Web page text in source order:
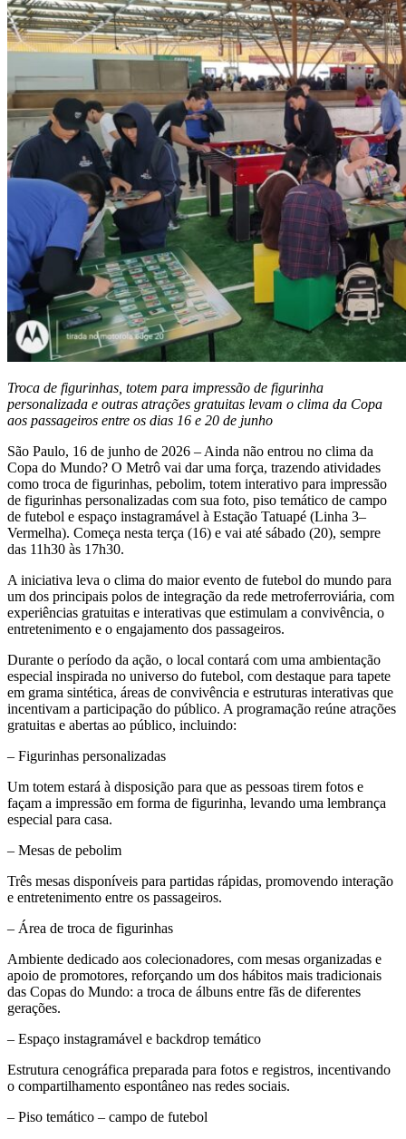
Troca de figurinhas, totem para impressão de figurinha
personalizada e outras atrações gratuitas levam o clima da Copa
aos passageiros entre os dias 16 e 20 de junho
São Paulo, 16 de junho de 2026 – Ainda não entrou no clima da
Copa do Mundo? O Metrô vai dar uma força, trazendo atividades
como troca de figurinhas, pebolim, totem interativo para impressão
de figurinhas personalizadas com sua foto, piso temático de campo
de futebol e espaço instagramável à Estação Tatuapé (Linha 3–
Vermelha). Começa nesta terça (16) e vai até sábado (20), sempre
das 11h30 às 17h30.
A iniciativa leva o clima do maior evento de futebol do mundo para
um dos principais polos de integração da rede metroferroviária, com
experiências gratuitas e interativas que estimulam a convivência, o
entretenimento e o engajamento dos passageiros.
Durante o período da ação, o local contará com uma ambientação
especial inspirada no universo do futebol, com destaque para tapete
em grama sintética, áreas de convivência e estruturas interativas que
incentivam a participação do público. A programação reúne atrações
gratuitas e abertas ao público, incluindo:
– Figurinhas personalizadas
Um totem estará à disposição para que as pessoas tirem fotos e
façam a impressão em forma de figurinha, levando uma lembrança
especial para casa.
– Mesas de pebolim
Três mesas disponíveis para partidas rápidas, promovendo interação
e entretenimento entre os passageiros.
– Área de troca de figurinhas
Ambiente dedicado aos colecionadores, com mesas organizadas e
apoio de promotores, reforçando um dos hábitos mais tradicionais
das Copas do Mundo: a troca de álbuns entre fãs de diferentes
gerações.
– Espaço instagramável e backdrop temático
Estrutura cenográfica preparada para fotos e registros, incentivando
o compartilhamento espontâneo nas redes sociais.
– Piso temático – campo de futebol